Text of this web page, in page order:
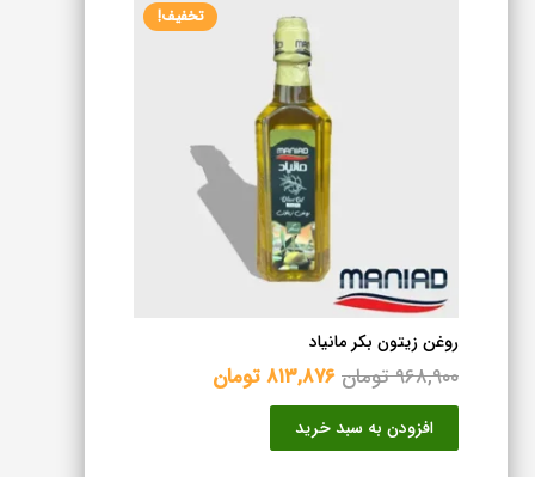
تخفیف!
روغن زیتون بکر مانیاد
۹۶۸,۹۰۰تومان قیمت
اصلی
بود.
۸۱۳,۸۷۶تومان
افزودن به سبد خرید